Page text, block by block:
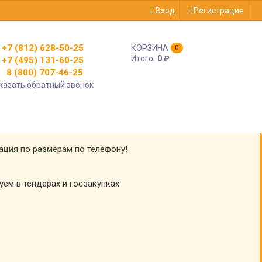
Вход Регистрация
+7 (812) 628-50-25
+7 (495) 131-60-25
8 (800) 707-46-25
обратный звонок
КОРЗИНА 0
Итого: 0₽
по размерам по телефону!
в тендерах и госзакупках.